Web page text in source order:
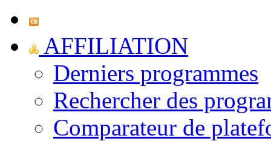
AFFILIATION
Derniers programmes
Rechercher des
Comparateur de